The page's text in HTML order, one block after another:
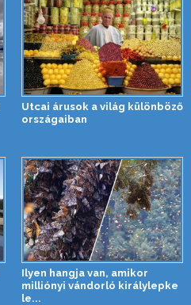
Utcai árusok a világ különböző
országaiban
Ilyen hangja van, amikor
milliónyi vándorló királylepke
le...